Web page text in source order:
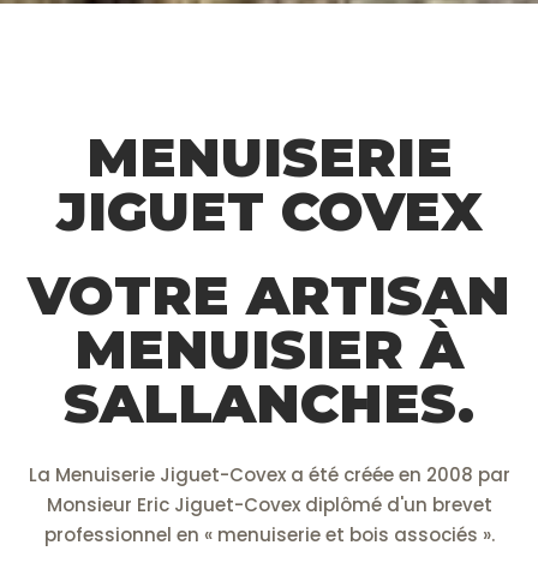
MENUISERIE
JIGUET COVEX
VOTRE ARTISAN
MENUISIER À
SALLANCHES.
La Menuiserie Jiguet-Covex a été créée en 2008 par
Monsieur Eric Jiguet-Covex diplômé d'un brevet
professionnel en « menuiserie et bois associés ».